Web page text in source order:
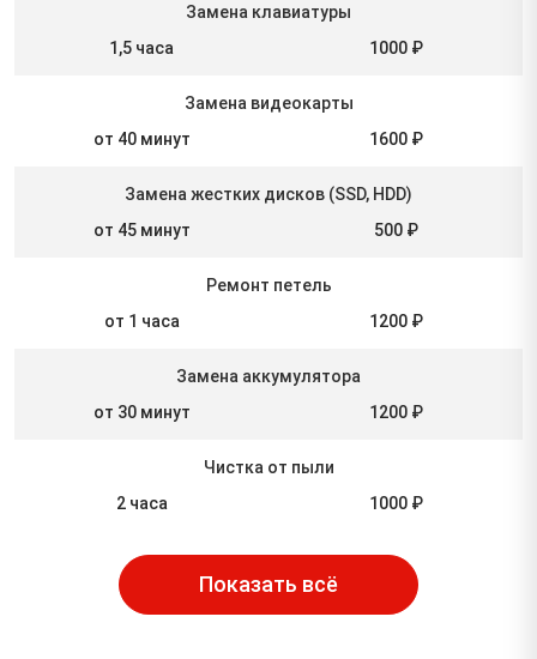
Замена клавиатуры
1,5 часа
1000 ₽
Замена видеокарты
от 40 минут
1600 ₽
Замена жестких дисков (SSD, HDD)
от 45 минут
500 ₽
Ремонт петель
от 1 часа
1200 ₽
Замена аккумулятора
от 30 минут
1200 ₽
Чистка от пыли
2 часа
1000 ₽
Показать всё